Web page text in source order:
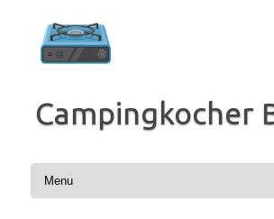
springen
Campingkocher